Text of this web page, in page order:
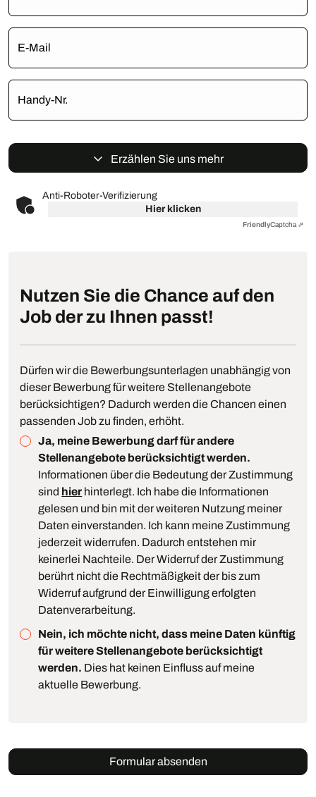
E-Mail
Handy-Nr.
Erzählen Sie uns mehr
Anti-Roboter-Verifizierung
Hier klicken
FriendlyCaptcha ⇗
Nutzen Sie die Chance auf den
Job der zu Ihnen passt!
Dürfen wir die Bewerbungsunterlagen unabhängig von
dieser Bewerbung für weitere Stellenangebote
berücksichtigen? Dadurch werden die Chancen einen
passenden Job zu finden, erhöht.
Ja, meine Bewerbung darf für andere
Stellenangebote berücksichtigt werden.
Informationen über die Bedeutung der Zustimmung
sind hier hinterlegt. Ich habe die Informationen
gelesen und bin mit der weiteren Nutzung meiner
Daten einverstanden. Ich kann meine Zustimmung
jederzeit widerrufen. Dadurch entstehen mir
keinerlei Nachteile. Der Widerruf der Zustimmung
berührt nicht die Rechtmäßigkeit der bis zum
Widerruf aufgrund der Einwilligung erfolgten
Datenverarbeitung.
Nein, ich möchte nicht, dass meine Daten künftig
für weitere Stellenangebote berücksichtigt
werden. Dies hat keinen Einfluss auf meine
aktuelle Bewerbung.
Formular absenden